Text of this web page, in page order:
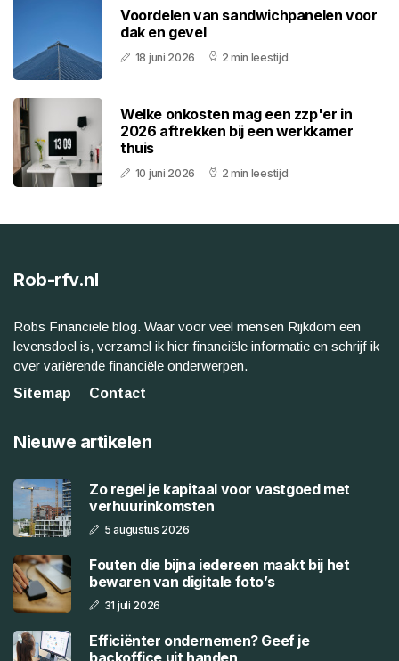
Voordelen van sandwichpanelen voor
dak en gevel
18 juni 2026 2 min leestijd
Welke onkosten mag een zzp'er in
2026 aftrekken bij een werkkamer
thuis
10 juni 2026 2 min leestijd
Rob-rfv.nl
Robs Financiele blog. Waar voor veel mensen Rijkdom een
levensdoel is, verzamel ik hier financiële informatie en schrijf ik
over variërende financiële onderwerpen.
Sitemap
Contact
Nieuwe artikelen
Zo regel je kapitaal voor vastgoed met
verhuurinkomsten
5 augustus 2026
Fouten die bijna iedereen maakt bij het
bewaren van digitale foto’s
31 juli 2026
Efficiënter ondernemen? Geef je
backoffice uit handen